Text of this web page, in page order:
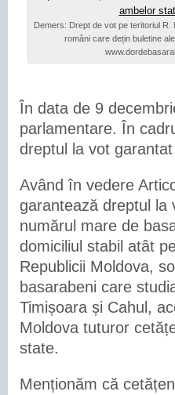
Demers: Drept de vot pe teritoriul R.
români care dețin buletine
În data de 9
parlamentare. În
dreptul la vot
Având în vedere
garantează dreptul la
numărul mare de
domiciliul stabil atât
Republicii Moldova,
basarabeni care
Timișoara și Cahul,
Moldova tuturor
state.
Menționăm că